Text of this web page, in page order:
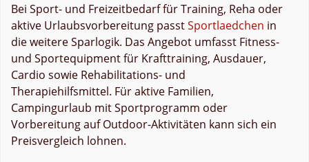
Bei Sport- und Freizeitbedarf für Training, Reha oder
aktive Urlaubsvorbereitung passtSportlaedchen in
die weitere Sparlogik. Das Angebot umfasst Fitness-
und Sportequipment für Krafttraining, Ausdauer,
Cardio sowie Rehabilitations- und
Therapiehilfsmittel. Für aktive Familien,
Campingurlaub mit Sportprogramm oder
Vorbereitung auf Outdoor-Aktivitäten kann sich ein
Preisvergleich lohnen.